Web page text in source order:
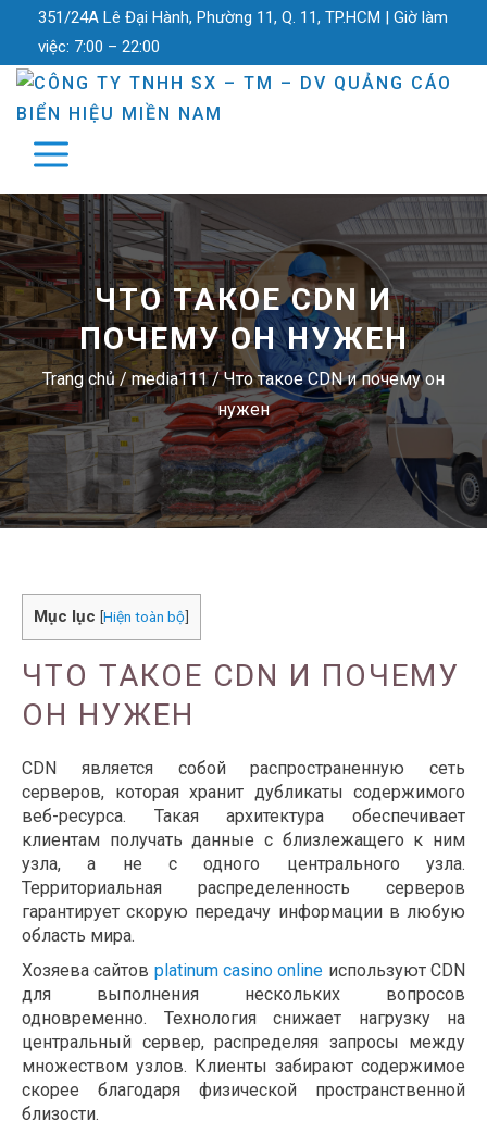
351/24A Lê Đại Hành, Phường 11, Q. 11, TP.HCM | Giờ làm
việc: 7:00 – 22:00
ЧТО ТАКОЕ CDN И
ПОЧЕМУ ОН НУЖЕН
Trang chủ /media111/Что такое CDN и почему он
нужен
Mục lục [Hiện toàn bộ]
ЧТО ТАКОЕ CDN И ПОЧЕМУ
ОН НУЖЕН
CDN является собой распространенную сеть
серверов, которая хранит дубликаты содержимого
веб-ресурса. Такая архитектура обеспечивает
клиентам получать данные с близлежащего к ним
узла, а не с одного центрального узла.
Территориальная распределенность серверов
гарантирует скорую передачу информации в любую
область мира.
Хозяева сайтов platinum casino online используют CDN
для выполнения нескольких вопросов
одновременно. Технология снижает нагрузку на
центральный сервер, распределяя запросы между
множеством узлов. Клиенты забирают содержимое
скорее благодаря физической пространственной
близости.